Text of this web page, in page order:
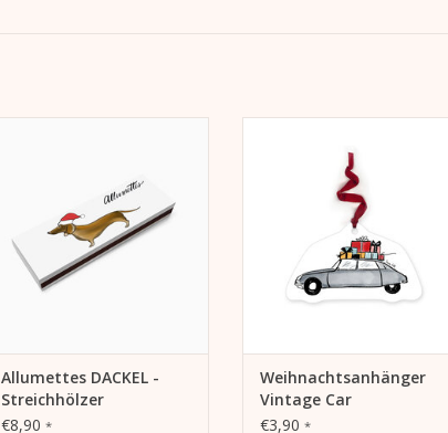
den Valentinstag.
ZUM WARENKORB HINZUFÜGEN
Allumettes DACKEL -
Streichhölzer
Weihnachten
€8,90 *
Car
Als Anhänger für Geschenke
oder auch als Schmuck für den
Weihnachtsbaum
ZUM WARENKORB HINZUFÜGEN
Weihnachtsanhänger
Vintage Car
€3,90 *